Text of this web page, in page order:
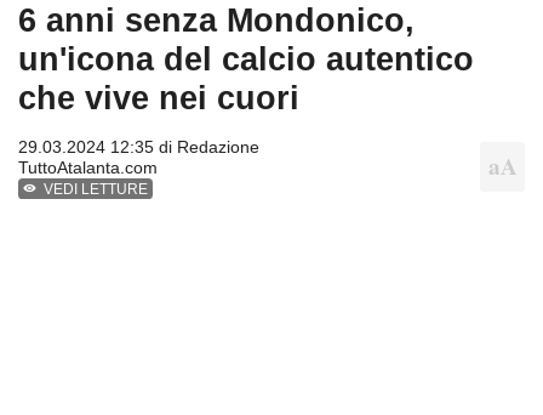
6 anni senza Mondonico,
un'icona del calcio autentico
che vive nei cuori
29.03.2024 12:35 di Redazione
TuttoAtalanta.com
VEDI LETTURE